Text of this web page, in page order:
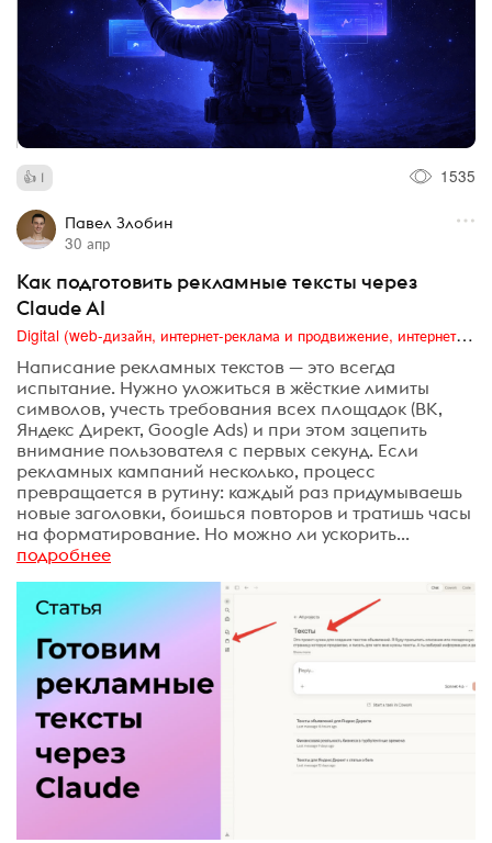
1 1535
Павел Злобин
30 апр
Как подготовить рекламные тексты через
Claude AI
Digital (web-дизайн, интернет-реклама и продвижение, интернет-сообщества и блоги, интернет-коммуникации, мобильный маркетинг, реклама на цифровых экранах)
Написание рекламных текстов — это всегда
испытание. Нужно уложиться в жёсткие лимиты
символов, учесть требования всех площадок (ВК,
Яндекс Директ, Google Ads) и при этом зацепить
внимание пользователя с первых секунд. Если
рекламных кампаний несколько, процесс
превращается в рутину: каждый раз придумываешь
новые заголовки, боишься повторов и тратишь часы
на форматирование. Но можно ли ускорить...
подробнее